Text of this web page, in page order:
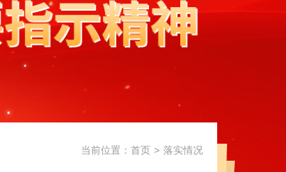
当前位置： 首页 > 落实情况